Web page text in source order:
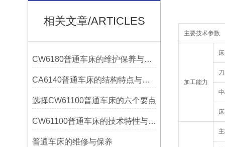
相关文章/ARTICLES
CW6180普通车床的维护保养与延长使用寿命技巧说明
CA6140普通车床的结构特点与工作原理解析
选择CW61100普通车床的六个要点
CW61100普通车床的技术特性与操作优势
普通车床的维修与保养
主要技术参数
加工能力